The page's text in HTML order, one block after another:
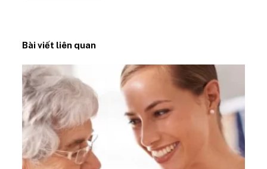
Bài viết liên quan